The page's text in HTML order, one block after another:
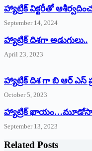
హ్యాట్రిక్‌ ‌విక్టరీతో
September 14, 2024
‌హ్యాట్రిక్‌ ‌దిశగా అడుగులు..
April 23, 2023
హ్యాట్రిక్ దిశ గా బి ఆర్ ఎస్
October 5, 2023
హ్యాట్రిక్‌
September 13, 2023
Related Posts